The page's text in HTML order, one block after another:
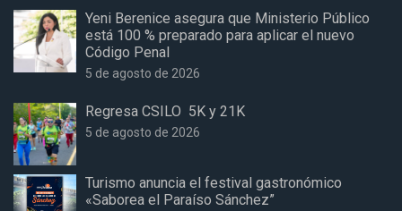
Yeni Berenice asegura que Ministerio Público
está 100 % preparado para aplicar el nuevo
Código Penal
5 de agosto de 2026
Regresa CSILO 5K y 21K
5 de agosto de 2026
Turismo anuncia el festival gastronómico
«Saborea el Paraíso Sánchez”